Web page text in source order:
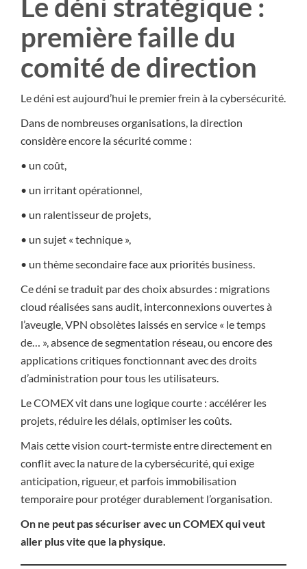
Le déni stratégique :
première faille du
comité de direction
Le déni est aujourd’hui le premier frein à la cybersécurité.
Dans de nombreuses organisations, la direction
considère encore la sécurité comme :
• un coût,
• un irritant opérationnel,
• un ralentisseur de projets,
• un sujet « technique »,
• un thème secondaire face aux priorités business.
Ce déni se traduit par des choix absurdes : migrations
cloud réalisées sans audit, interconnexions ouvertes à
l’aveugle, VPN obsolètes laissés en service « le temps
de… », absence de segmentation réseau, ou encore des
applications critiques fonctionnant avec des droits
d’administration pour tous les utilisateurs.
Le COMEX vit dans une logique courte : accélérer les
projets, réduire les délais, optimiser les coûts.
Mais cette vision court-termiste entre directement en
conflit avec la nature de la cybersécurité, qui exige
anticipation, rigueur, et parfois immobilisation
temporaire pour protéger durablement l’organisation.
On ne peut pas sécuriser avec un COMEX qui veut
aller plus vite que la physique.